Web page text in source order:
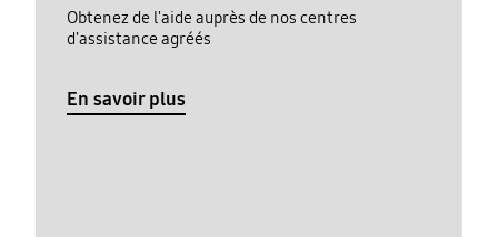
Obtenez de l'aide auprès de nos centres
d'assistance agréés
En savoir plus